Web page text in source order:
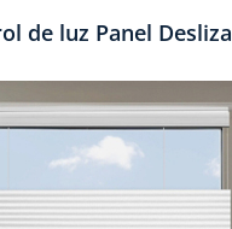
de luz Panel